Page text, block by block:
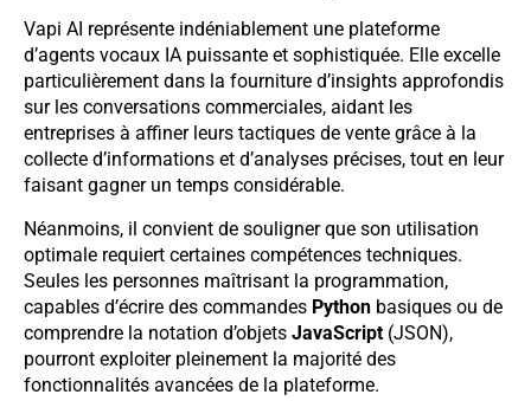
Vapi AI représente indéniablement une plateforme
d’agents vocaux IA puissante et sophistiquée. Elle excelle
particulièrement dans la fourniture d’insights approfondis
sur les conversations commerciales, aidant les
entreprises à affiner leurs tactiques de vente grâce à la
collecte d’informations et d’analyses précises, tout en leur
faisant gagner un temps considérable.
Néanmoins, il convient de souligner que son utilisation
optimale requiert certaines compétences techniques.
Seules les personnes maîtrisant la programmation,
capables d’écrire des commandes Python basiques ou de
comprendre la notation d’objets JavaScript (JSON),
pourront exploiter pleinement la majorité des
fonctionnalités avancées de la plateforme.